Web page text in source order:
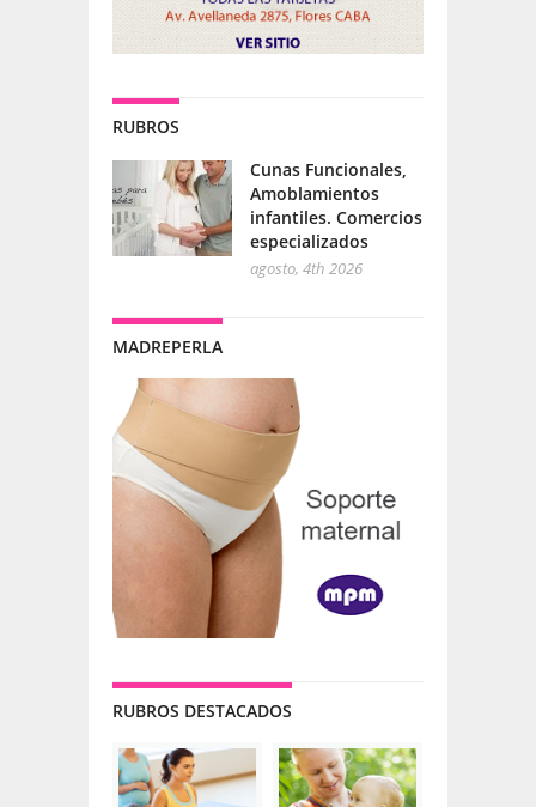
RUBROS
Cunas Funcionales,
Amoblamientos
infantiles. Comercios
especializados
agosto, 4th 2026
MADREPERLA
RUBROS DESTACADOS